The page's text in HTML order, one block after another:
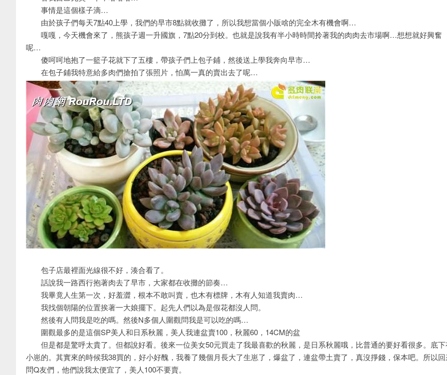
事情是這個樣子滴…
由於孩子們每天7點40上學，我們的早市8點就收攤了，所以我想當個小販啥的完全木有機會啊…
嘎嘎，今天機會來了，熊孩子週一升國旗，7點20分到校。也就是說我有半小時時間拎著我的肉肉去市場啊…想想就好興奮
呢…
傻呵呵地抱了一籃子花就下了五樓，帶孩子們上包子鋪，然後送上學我奔向早市…
在包子鋪我特意給多肉們搶拍了張照片，怕萬一真的賣出去了呢…
包子店最裡面光線很不好，湊合看了。
話說我一路西行抱著肉去了早市，大家都在收攤的節奏…
我畢竟人生第一次，好羞澀，根本不敢叫賣，也木有標牌，木有人知道我賣肉…
我找個朝陽的位置挨著一大娘擺下。起先人們以為是假花都沒人問。
然後有人問我是吃的嗎。然後N多個人圍觀問我是可以吃的嗎…
圍觀最多的是這個SP美人和日系秋麗，美人我連盆賣100，秋麗60，14CM的盆
但是都是驚呼太貴了。但都說好看。後來一位美女50元買走了我最喜歡的秋麗，是日系秋麗哦，比普通的要好看很多。底
小崽的。其實來的時候我38買的，好小好醜，我養了幾個月長大了生崽了，爆盆了，連盆帶土賣了，真沒掙錢，保本吧。所以回
問Q友們，他們說我太便宜了，美人100不要賣。